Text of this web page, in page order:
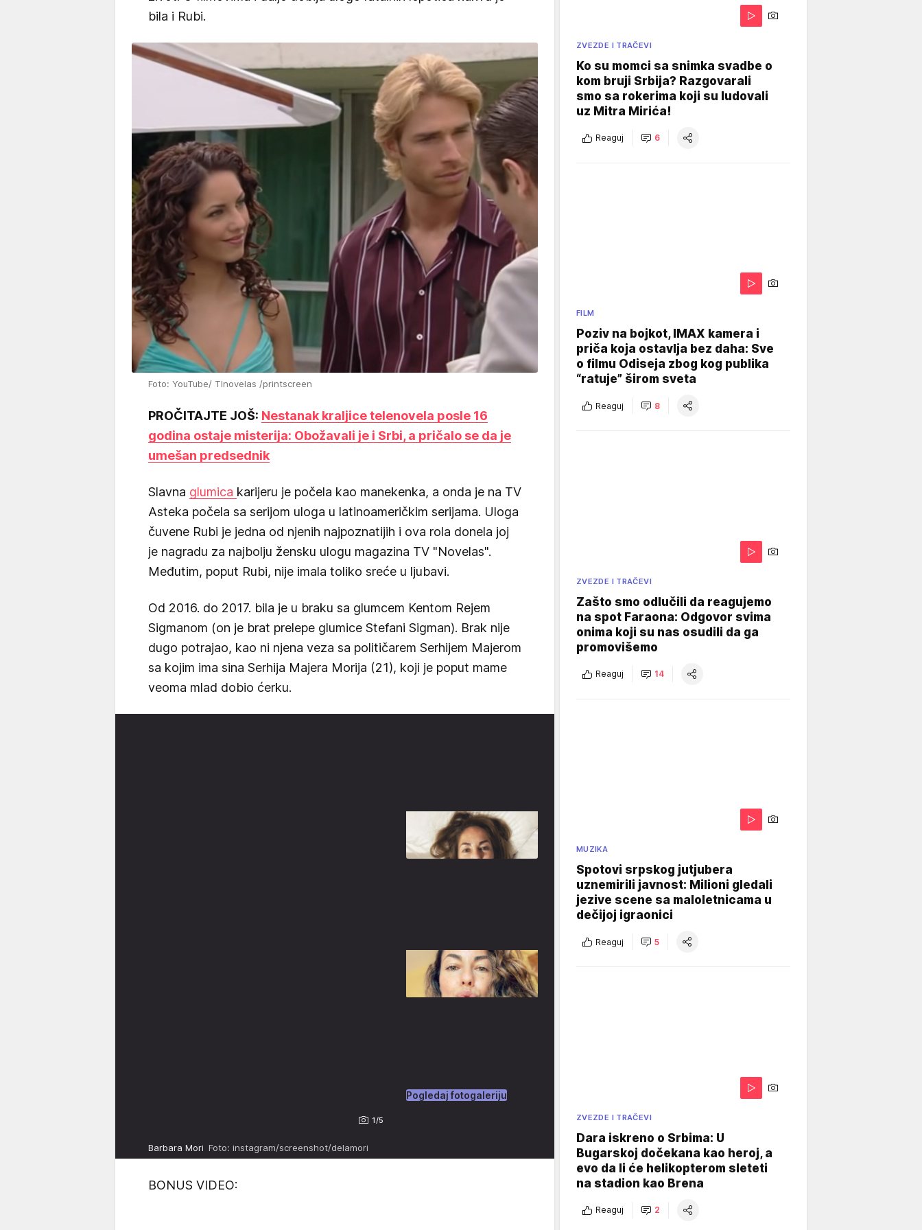
bila i Rubi.
Foto: YouTube/ Tlnovelas /printscreen
PROČITAJTE JOŠ: Nestanak kraljice telenovela posle 16
godina ostaje misterija: Obožavali je i Srbi, a pričalo se da je
umešan predsednik
Slavna glumica karijeru je počela kao manekenka, a onda je na TV
Asteka počela sa serijom uloga u latinoameričkim serijama. Uloga
čuvene Rubi je jedna od njenih najpoznatijih i ova rola donela joj
je nagradu za najbolju žensku ulogu magazina TV "Novelas".
Međutim, poput Rubi, nije imala toliko sreće u ljubavi.
Od 2016. do 2017. bila je u braku sa glumcem Kentom Rejem
Sigmanom (on je brat prelepe glumice Stefani Sigman). Brak nije
dugo potrajao, kao ni njena veza sa političarem Serhijem Majerom
sa kojim ima sina Serhija Majera Morija (21), koji je poput mame
veoma mlad dobio ćerku.
1/5
Pogledaj fotogaleriju
Barbara Mori Foto: instagram/screenshot/delamori
BONUS VIDEO:
ZVEZDE I TRAČEVI
Ko su momci sa snimka svadbe o
kom bruji Srbija? Razgovarali
smo sa rokerima koji su ludovali
uz Mitra Mirića!
Reaguj 6
FILM
Poziv na bojkot, IMAX kamera i
priča koja ostavlja bez daha: Sve
o filmu Odiseja zbog kog publika
“ratuje” širom sveta
Reaguj 8
ZVEZDE I TRAČEVI
Zašto smo odlučili da reagujemo
na spot Faraona: Odgovor svima
onima koji su nas osudili da ga
promovišemo
Reaguj 14
MUZIKA
Spotovi srpskog jutjubera
uznemirili javnost: Milioni gledali
jezive scene sa maloletnicama u
dečijoj igraonici
Reaguj 5
ZVEZDE I TRAČEVI
Dara iskreno o Srbima: U
Bugarskoj dočekana kao heroj, a
evo da li će helikopterom sleteti
na stadion kao Brena
Reaguj 2